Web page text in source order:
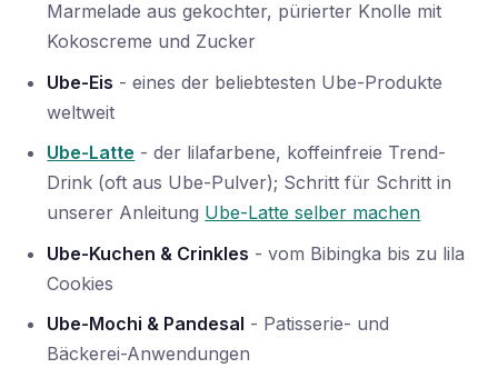
Marmelade aus gekochter, pürierter Knolle mit
Kokoscreme und Zucker
Ube-Eis - eines der beliebtesten Ube-Produkte
weltweit
Ube-Latte - der lilafarbene, koffeinfreie Trend-
Drink (oft aus Ube-Pulver); Schritt für Schritt in
unserer Anleitung Ube-Latte selber machen
Ube-Kuchen & Crinkles - vom Bibingka bis zu lila
Cookies
Ube-Mochi & Pandesal - Patisserie- und
Bäckerei-Anwendungen